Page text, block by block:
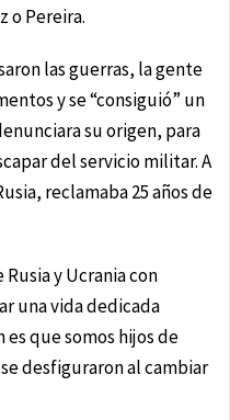
o Pereira.
las guerras, la gente
y se “consiguió” un
su origen, para
del servicio militar. A
reclamaba 25 años de
y Ucrania con
una vida dedicada
que somos hijos de
desfiguraron al cambiar